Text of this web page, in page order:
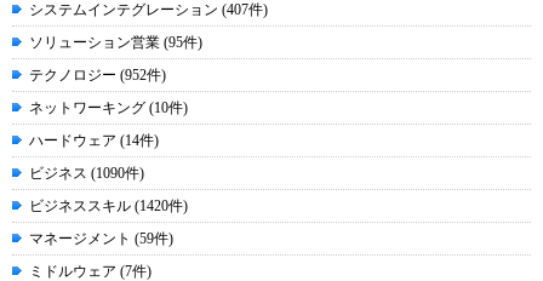
システムインテグレーション (407件)
ソリューション営業 (95件)
テクノロジー (952件)
ネットワーキング (10件)
ハードウェア (14件)
ビジネス (1090件)
ビジネススキル (1420件)
マネージメント (59件)
ミドルウェア (7件)